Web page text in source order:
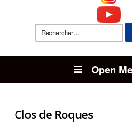
Rechercher :
Open
Clos de Roques